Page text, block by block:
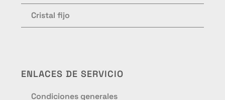
Cristal fijo
ENLACES DE SERVICIO
Condiciones generales